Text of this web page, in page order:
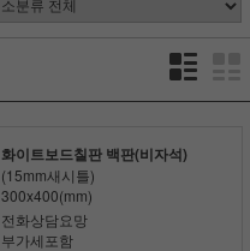
화이트보드칠판 백판(비자석)
(15mm새시틀)
300x400(mm)
전화상담요망
부가세포함